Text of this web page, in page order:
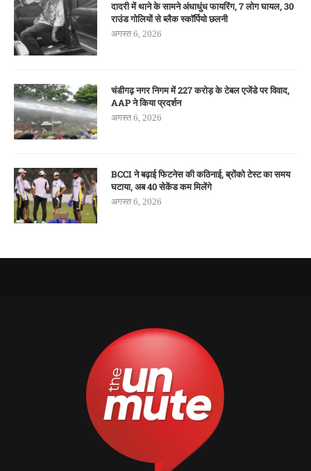
दादरी में थाने के सामने अंधाधुंध फायरिंग, 7 लोग घायल, 30
राउंड गोलियों से ब्लैक स्कॉर्पियो छलनी
अगस्त 6, 2026
चंडीगढ़ नगर निगम में 227 करोड़ के टेबल एजेंडे पर विवाद,
AAP ने किया प्रदर्शन
अगस्त 6, 2026
BCCI ने बढ़ाई फिटनेस की कठिनाई, ब्रोंको टेस्ट का समय
घटाया, अब 40 सेकेंड कम मिलेंगे
अगस्त 6, 2026